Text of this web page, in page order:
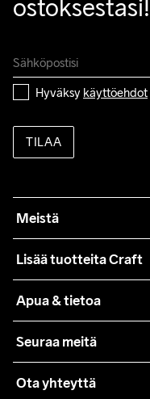
ostoksestasi!
Hyväksy käyttöehdot
TILAA
Meistä
Lisää tuotteita Craft
Yhteistyöt
Lehdistö
Apua & tietoa
Käyttöehdot
Asiakaspalvelu
Seuraa meitä
Ota yhteyttä